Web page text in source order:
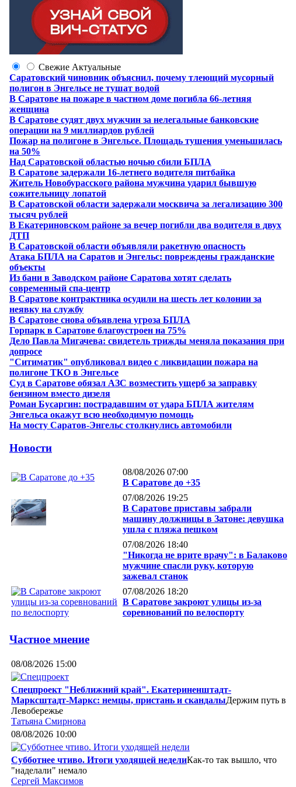
Свежие Актуальные
Саратовский чиновник объяснил, почему тлеющий мусорный
полигон в Энгельсе не тушат водой
В Саратове на пожаре в частном доме погибла 66-летняя
женщина
В Саратове судят двух мужчин за нелегальные банковские
операции на 9 миллиардов рублей
Пожар на полигоне в Энгельсе. Площадь тушения уменьшилась
на 50%
Над Саратовской областью ночью сбили БПЛА
В Саратове задержали 16-летнего водителя питбайка
Житель Новобурасского района мужчина ударил бывшую
сожительницу лопатой
В Саратовской области задержали москвича за легализацию 300
тысяч рублей
В Екатериновском районе за вечер погибли два водителя в двух
ДТП
В Саратовской области объявляли ракетную опасность
Атака БПЛА на Саратов и Энгельс: повреждены гражданские
объекты
Из бани в Заводском районе Саратова хотят сделать
современный спа-центр
В Саратове контрактника осудили на шесть лет колонии за
неявку на службу
В Саратове снова объявлена угроза БПЛА
Горпарк в Саратове благоустроен на 75%
Дело Павла Мигачева: свидетель трижды меняла показания при
допросе
"Ситиматик" опубликовал видео с ликвидации пожара на
полигоне ТКО в Энгельсе
Суд в Саратове обязал АЗС возместить ущерб за заправку
бензином вместо дизеля
Роман Бусаргин: пострадавшим от удара БПЛА жителям
Энгельса окажут всю необходимую помощь
На мосту Саратов-Энгельс столкнулись автомобили
Новости
08/08/2026 07:00
В Саратове до +35
07/08/2026 19:25
В Саратове приставы забрали
машину должницы в Затоне: девушка
ушла с пляжа пешком
07/08/2026 18:40
"Никогда не врите врачу": в Балаково
мужчине спасли руку, которую
зажевал станок
07/08/2026 18:20
В Саратове закроют улицы из-за
соревнований по велоспорту
Частное мнение
08/08/2026 15:00
Спецпроект "Неближний край". Екатериненштадт-
Марксштадт-Маркс: немцы, пристань и скандалыДержим путь в
Левобережье
Татьяна Смирнова
08/08/2026 10:00
Субботнее чтиво. Итоги уходящей неделиКак-то так вышло, что
"наделали" немало
Сергей Максимов